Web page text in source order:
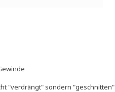
"verdrängt" sondern "geschnitten"